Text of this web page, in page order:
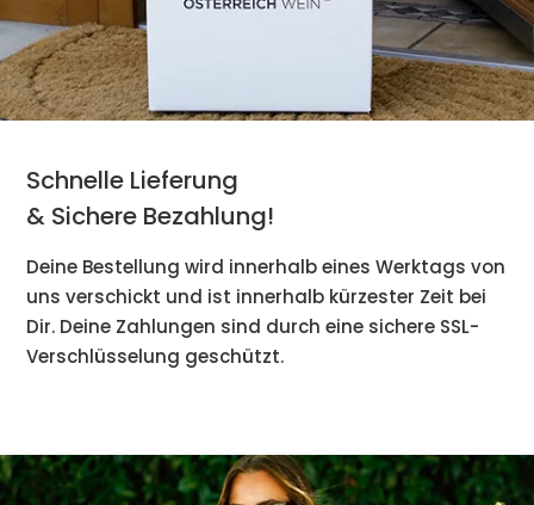
Schnelle Lieferung
& Sichere Bezahlung!
Deine Bestellung wird innerhalb eines Werktags von
uns verschickt und ist innerhalb kürzester Zeit bei
Dir. Deine Zahlungen sind durch eine sichere SSL-
Verschlüsselung geschützt.